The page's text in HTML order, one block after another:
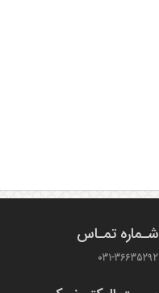
شـماره تمـاس
031-36635292